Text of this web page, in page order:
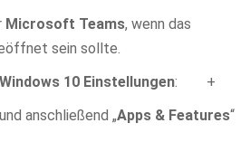
Microsoft Teams, wenn das
sein sollte.
Windows 10 Einstellungen:
+
anschließend „Apps & Features“